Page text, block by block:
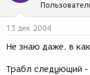
е
м
ы
з
д
а
и
13 дек 2004
Не знаю даже, в
Трабл следующий -